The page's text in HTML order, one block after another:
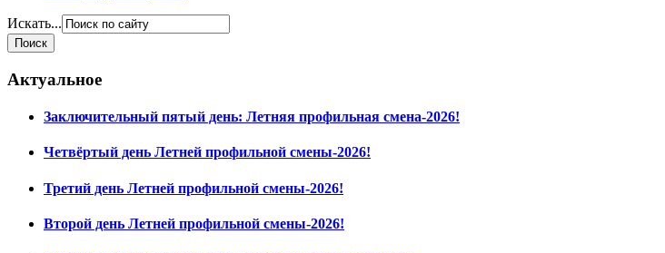
Искать...
Актуальное
Заключительный пятый день: Летняя профильная смена-2026!
Четвёртый день Летней профильной смены-2026!
Третий день Летней профильной смены-2026!
Второй день Летней профильной смены-2026!